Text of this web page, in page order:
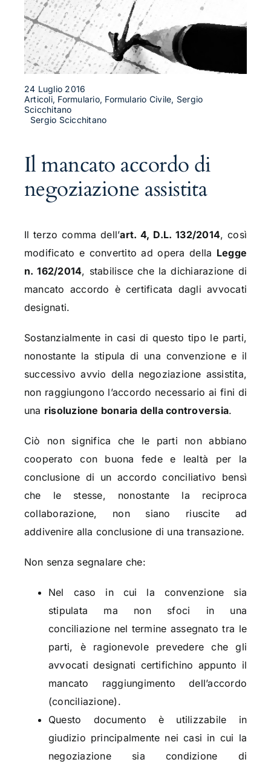
24 Luglio 2016
Articoli, Formulario, Formulario Civile, Sergio
Scicchitano
Sergio Scicchitano
Il mancato accordo di
negoziazione assistita
Il terzo comma dell’art. 4, D.L. 132/2014, così
modificato e convertito ad opera della Legge
n. 162/2014, stabilisce che la dichiarazione di
mancato accordo è certificata dagli avvocati
designati.
Sostanzialmente in casi di questo tipo le parti,
nonostante la stipula di una convenzione e il
successivo avvio della negoziazione assistita,
non raggiungono l’accordo necessario ai fini di
una risoluzione bonaria della controversia.
Ciò non significa che le parti non abbiano
cooperato con buona fede e lealtà per la
conclusione di un accordo conciliativo bensì
che le stesse, nonostante la reciproca
collaborazione, non siano riuscite ad
addivenire alla conclusione di una transazione.
Non senza segnalare che:
Nel caso in cui la convenzione sia
stipulata ma non sfoci in una
conciliazione nel termine assegnato tra le
parti, è ragionevole prevedere che gli
avvocati designati certifichino appunto il
mancato raggiungimento dell’accordo
(conciliazione).
Questo documento è utilizzabile in
giudizio principalmente nei casi in cui la
negoziazione sia condizione di